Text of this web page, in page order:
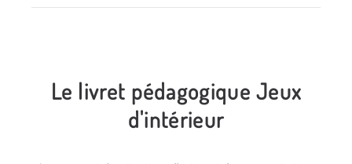
Le livret pédagogique Jeux
d'intérieur